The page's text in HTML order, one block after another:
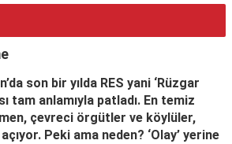
son bir yılda RES yani ‘Rüzgar
tam anlamıyla patladı. En temiz
çevreci örgütler ve köylüler,
Peki ama neden? ‘Olay’ yerine